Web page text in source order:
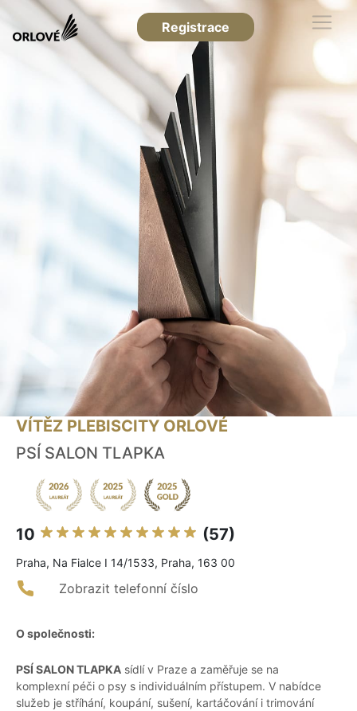
Registrace
VÍTĚZ PLEBISCITY ORLOVÉ
PSÍ SALON TLAPKA
10 (57)
Praha, Na Fialce I 14/1533, Praha, 163 00
Zobrazit telefonní číslo
O společnosti:
PSÍ SALON TLAPKA sídlí v Praze a zaměřuje se na
komplexní péči o psy s individuálním přístupem. V nabídce
služeb je stříhání, koupání, sušení, kartáčování i trimování